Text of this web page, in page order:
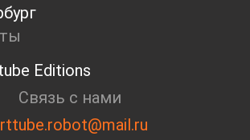
Editions
Связь с нами